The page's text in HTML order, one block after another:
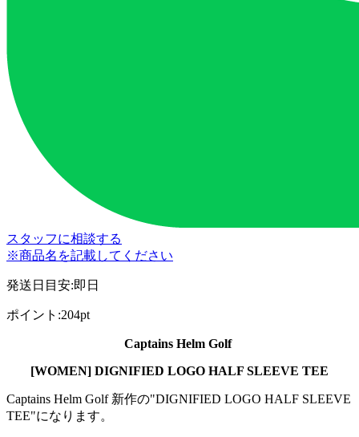
スタッフに相談する
※商品名を記載してください
発送日目安:即日
ポイント :204pt
Captains Helm Golf
[WOMEN] DIGNIFIED LOGO HALF SLEEVE TEE
Captains Helm Golf 新作の"DIGNIFIED LOGO HALF SLEEVE
TEE"になります。